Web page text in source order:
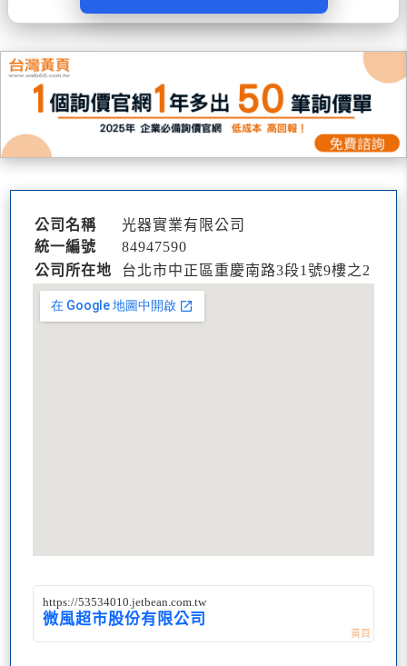
公司名稱
光器實業有限公司
統一編號
84947590
公司所在地
台北市中正區重慶南路3段1號9樓之2
https://53534010.jetbean.com.tw
微風超市股份有限公司